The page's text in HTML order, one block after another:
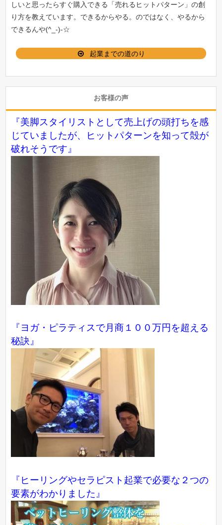
しいと思ったらすぐ購入できる「売れるヒットパターン 」の創
り方を教えています。できるからやる。のではなく、やるから
できるんや(^_-)-☆
起業までの道のり
お客様の声
『美脚スタイリストとして売上げの頭打ちを感
じていましたが、ヒットパターンを知って殻が
破れそうです』
『ヨガ・ピラティスで月商１００万円を超える
秘訣』
『ヒーリングやセラピスト起業で必要な２つの
要素がわかりました』